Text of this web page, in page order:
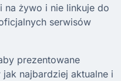
na żywo i nie linkuje do
serwisów
prezentowane
najbardziej aktualne i